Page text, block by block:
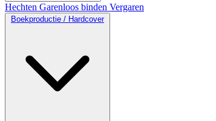
Hechten Garenloos binden Vergaren
Boekproductie / Hardcover